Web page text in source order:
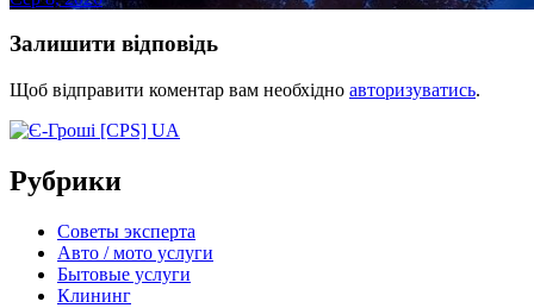
Залишити відповідь
Щоб відправити коментар вам необхідно авторизуватись.
Рубрики
Советы эксперта
Авто / мото услуги
Бытовые услуги
Клининг